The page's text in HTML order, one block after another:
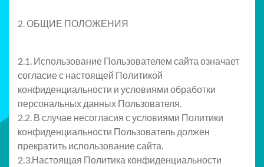
2. ОБЩИЕ ПОЛОЖЕНИЯ
2.1. Использование Пользователем сайта означает
согласие с настоящей Политикой
конфиденциальности и условиями обработки
персональных данных Пользователя.
2.2. В случае несогласия с условиями Политики
конфиденциальности Пользователь должен
прекратить использование сайта.
2.3.Настоящая Политика конфиденциальности